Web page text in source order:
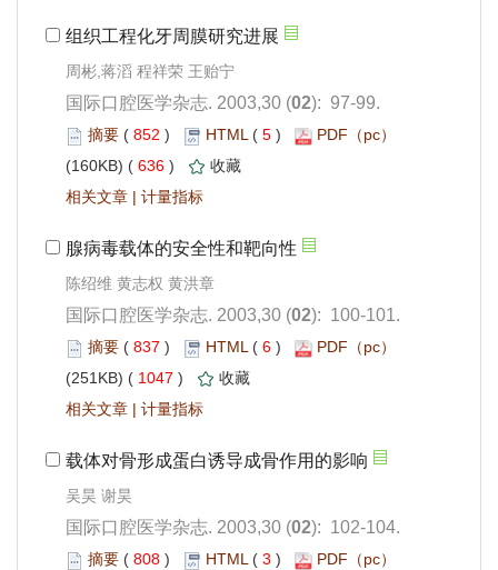
周彬,蒋滔 程祥荣 王贻宁
): 97-99.
852 ) 5 )
636 )
|
): 100-101.
837 ) 6 )
1047 )
|
吴昊 谢昊
): 102-104.
808 ) 3 )